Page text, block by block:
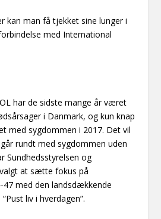
kan man få tjekket sine lunger i
med International
har de sidste mange år været
i Danmark, og kun knap
med sygdommen i 2017. Det vil
rundt med sygdommen uden
Sundhedsstyrelsen og
at sætte fokus på
47 med den landsdækkende
liv i hverdagen”.